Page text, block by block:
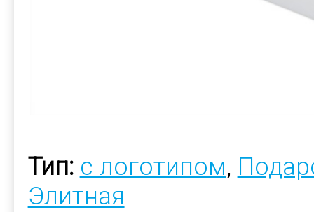
Тип: с логотипом,
Элитная